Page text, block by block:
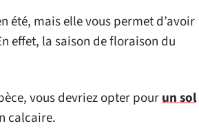
été, mais elle vous permet d’avoir
effet, la saison de floraison du
vous devriez opter pourun sol
calcaire.